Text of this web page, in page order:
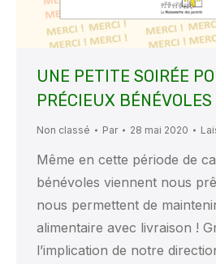
UNE PETITE SOIRÉE
PRÉCIEUX BÉNÉVOLES
Non classé Par 28 mai 2020
Même en cette période de
bénévoles viennent nous
nous permettent de
alimentaire avec livraison !
l’implication de notre